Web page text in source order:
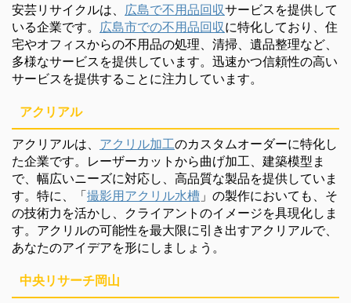
安芸リサイクルは、 広島で不用品回収サービスを提供して
いる企業です。 広島市での不用品回収に特化しており、住
宅やオフィスからの不用品の処理、清掃、遺品整理など、
多様なサービスを提供しています。迅速かつ信頼性の高い
サービスを提供することに注力しています。
アクリアル
アクリアルは、 アクリル加工のカスタムオーダーに特化し
た企業です。レーザーカットから曲げ加工、建築模型ま
で、幅広いニーズに対応し、高品質な製品を提供していま
す。特に、「撮影用アクリル水槽 」の製作においても、そ
の技術力を活かし、クライアントのイメージを具現化しま
す。アクリルの可能性を最大限に引き出すアクリアルで、
あなたのアイデアを形にしましょう。
中央リサーチ岡山